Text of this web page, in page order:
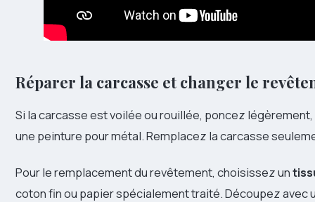
Réparer la carcasse et changer le
Si la carcasse est voilée ou rouillée, poncez
une peinture pour métal. Remplacez la carcasse
Pour le remplacement du revêtement, choisissez un
coton fin ou papier spécialement traité. Découpez avec